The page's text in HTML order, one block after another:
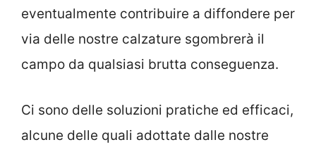
eventualmente contribuire a diffondere per
via delle nostre calzature sgombrerà il
campo da qualsiasi brutta conseguenza.
Ci sono delle soluzioni pratiche ed efficaci,
alcune delle quali adottate dalle nostre